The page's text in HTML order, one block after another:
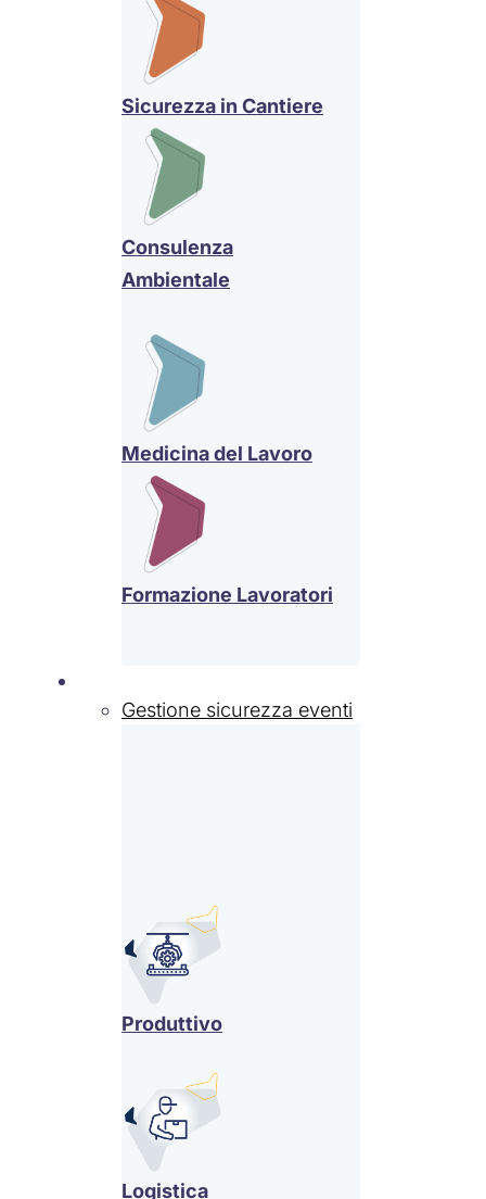
Sicurezza in Cantiere
Consulenza
Ambientale
Medicina del Lavoro
Formazione Lavoratori
Gestione sicurezza eventi
Produttivo
Logistica